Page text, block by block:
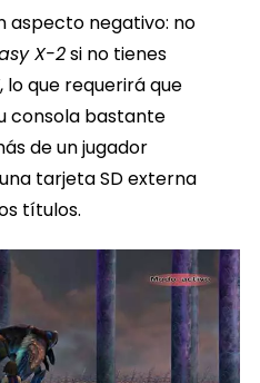
aspecto negativo: no
X-2si no tienes
, lo que requerirá que
consola bastante
de un jugador
tarjeta SD externa
títulos.